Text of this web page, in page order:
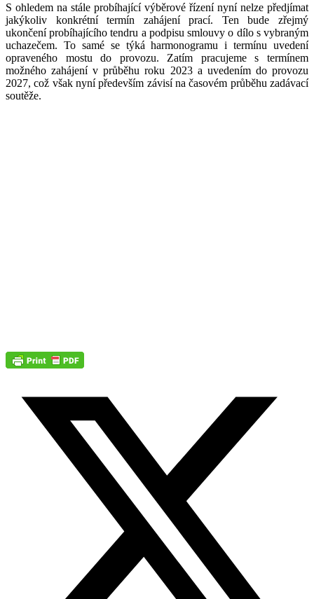
S ohledem na stále probíhající výběrové řízení nyní nelze předjímat
jakýkoliv konkrétní termín zahájení prací. Ten bude zřejmý
ukončení probíhajícího tendru a podpisu smlouvy o dílo s vybraným
uchazečem. To samé se týká harmonogramu i termínu uvedení
opraveného mostu do provozu. Zatím pracujeme s termínem
možného zahájení v průběhu roku 2023 a uvedením do provozu
2027, což však nyní především závisí na časovém průběhu zadávací
soutěže.